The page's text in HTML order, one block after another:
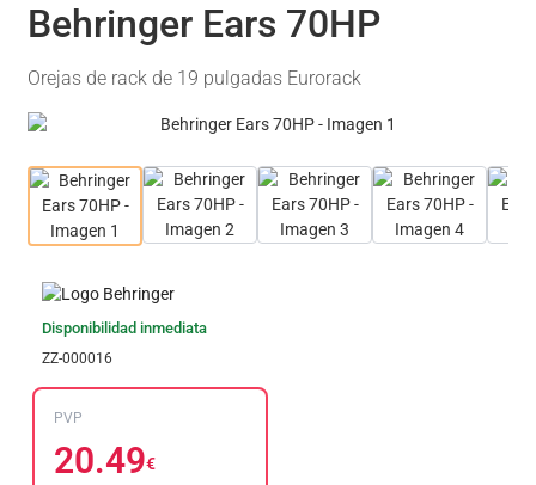
Behringer Ears 70HP
Orejas de rack de 19 pulgadas Eurorack
Disponibilidad inmediata
ZZ-000016
PVP
20.49€